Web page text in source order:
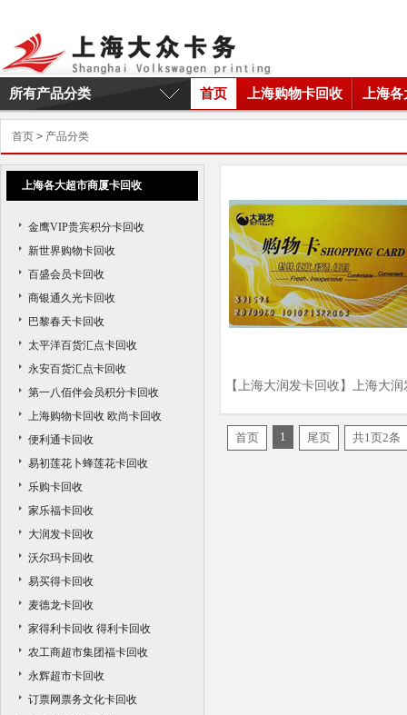
首页 上海购物卡回收 上海
所有产品分类
首页 > 产品分类
上海各大超市商厦卡回收
金鹰VIP贵宾积分卡回收
新世界购物卡回收
百盛会员卡回收
商银通久光卡回收
巴黎春天卡回收
太平洋百货汇点卡回收
永安百货汇点卡回收
第一八佰伴会员积分卡回收
上海购物卡回收 欧尚卡回收
便利通卡回收
易初莲花卜蜂莲花卡回收
乐购卡回收
家乐福卡回收
大润发卡回收
沃尔玛卡回收
易买得卡回收
麦德龙卡回收
家得利卡回收 得利卡回收
农工商超市集团福卡回收
永辉超市卡回收
订票网票务文化卡回收
【上海大润发卡回收】上海大润
首页 1 尾页 共1页2条